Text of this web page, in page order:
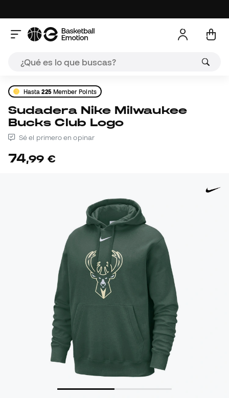
Hasta225Member Points
Sudadera Nike Milwaukee
Bucks Club Logo
Sé el primero en opinar
74,99 €